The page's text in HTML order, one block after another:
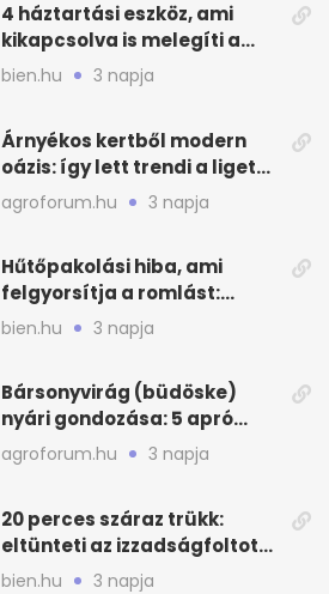
4 háztartási eszköz, ami
kikapcsolva is melegíti a
lakást
bien.hu 3 napja
Árnyékos kertből modern
oázis: így lett trendi a ligetes
zöld
agroforum.hu 3 napja
Hűtőpakolási hiba, ami
felgyorsítja a romlást:
zónákra figyelj
bien.hu 3 napja
Bársonyvirág (büdöske)
nyári gondozása: 5 apró
lépés a dús virágzásért
agroforum.hu 3 napja
20 perces száraz trükk:
eltünteti az izzadságfoltot
és a szagot a matracról
bien.hu 3 napja